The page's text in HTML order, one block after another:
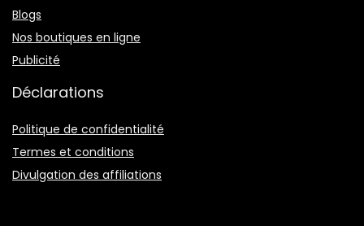
Blogs
Nos boutiques en ligne
Publicité
Déclarations
Politique de confidentialité
Termes et conditions
Divulgation des affiliations